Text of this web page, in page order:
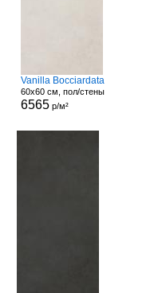
Vanilla Bocciardata
60x60 см, пол/стены
6565 р/м²